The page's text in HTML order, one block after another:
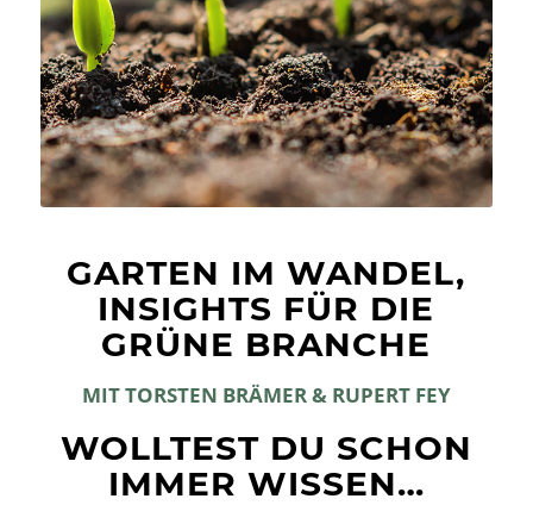
GARTEN IM WANDEL,
INSIGHTS FÜR DIE
GRÜNE BRANCHE
MIT TORSTEN BRÄMER& RUPERT FEY
WOLLTEST DU SCHON
IMMER WISSEN…